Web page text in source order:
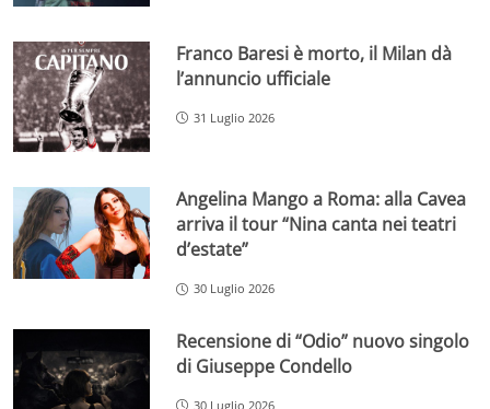
Franco Baresi è morto, il Milan dà
l’annuncio ufficiale
31 Luglio 2026
Angelina Mango a Roma: alla Cavea
arriva il tour “Nina canta nei teatri
d’estate”
30 Luglio 2026
Recensione di “Odio” nuovo singolo
di Giuseppe Condello
30 Luglio 2026